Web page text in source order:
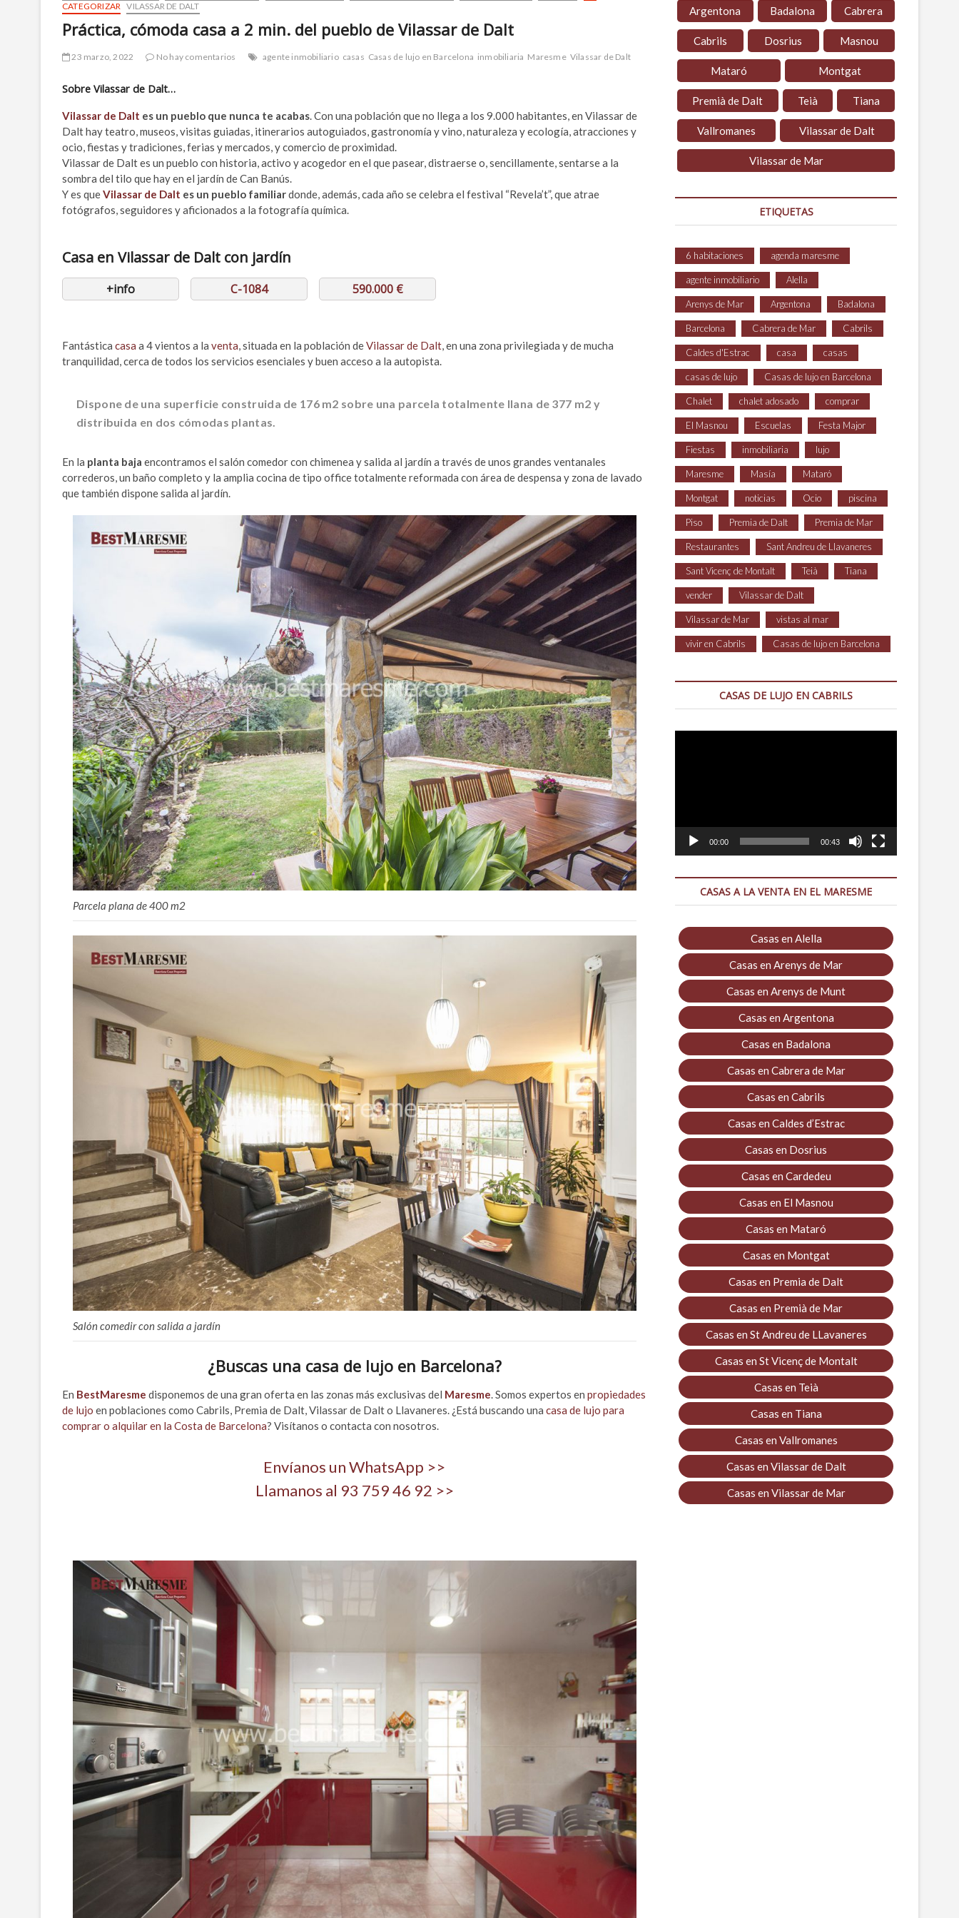
CATEGORIZAR
VILASSAR DE DALT
Práctica, cómoda casa a 2 min. del pueblo de Vilassar de Dalt
23 marzo, 2022 No hay comentarios agente inmobiliario casas Casas de lujo en Barcelona inmobiliaria Maresme Vilassar de Dalt
Sobre Vilassar de Dalt…
Vilassar de Dalt es un pueblo que nunca te acabas. Con una población que no llega a los 9.000 habitantes, en Vilassar de
Dalt hay teatro, museos, visitas guiadas, itinerarios autoguiados, gastronomía y vino, naturaleza y ecología, atracciones y
ocio, fiestas y tradiciones, ferias y mercados, y comercio de proximidad.
Vilassar de Dalt es un pueblo con historia, activo y acogedor en el que pasear, distraerse o, sencillamente, sentarse a la
sombra del tilo que hay en el jardín de Can Banús.
Y es queVilassar de Dalt es un pueblo familiardonde, además, cada año se celebra el festival “Revela’t”, que atrae
fotógrafos, seguidores y aficionados a la fotografía química.
Casa en Vilassar de Dalt con jardín
+info C-1084 590.000 €
Fantástica casa a 4 vientos a la venta, situada en la población deVilassar de Dalt, en una zona privilegiada y de mucha
tranquilidad, cerca de todos los servicios esenciales y buen acceso a la autopista.
Dispone de una superficie construida de 176 m2 sobre una parcela totalmente llana de 377 m2 y
distribuida en dos cómodas plantas.
En la planta baja encontramos el salón comedor con chimenea y salida al jardín a través de unos grandes ventanales
correderos, un baño completo y la amplia cocina de tipo office totalmente reformada con área de despensa y zona de lavado
que también dispone salida al jardín.
Parcela plana de 400 m2
Salón comedir con salida a jardín
¿Buscas una casa de lujo en Barcelona?
En BestMaresme disponemos de una gran oferta en las zonas más exclusivas del Maresme. Somos expertos en propiedades
de lujo en poblaciones como Cabrils, Premia de Dalt, Vilassar de Dalt o Llavaneres. ¿Está buscando una casa de lujo para
comprar o alquilar en la Costa de Barcelona? Visítanos o contacta con nosotros.
Envíanos un WhatsApp >>
Llamanos al 93 759 46 92 >>
Argentona Badalona Cabrera
Cabrils Dosrius Masnou
Mataró Montgat
Premià de Dalt Teià Tiana
Vallromanes Vilassar de Dalt
Vilassar de Mar
ETIQUETAS
6 habitaciones agenda maresme
agente inmobiliario Alella
Arenys de Mar Argentona Badalona
Barcelona Cabrera de Mar Cabrils
Caldes d'Estrac casa casas
casas de lujo Casas de lujo en Barcelona
Chalet chalet adosado comprar
El Masnou Escuelas Festa Major
Fiestas inmobiliaria lujo
Maresme Masía Mataró
Montgat noticias Ocio piscina
Piso Premia de Dalt Premia de Mar
Restaurantes Sant Andreu de Llavaneres
Sant Vicenç de Montalt Teià Tiana
vender Vilassar de Dalt
Vilassar de Mar vistas al mar
vivir en Cabrils Casas de lujo en Barcelona
CASAS DE LUJO EN CABRILS
00:00 00:43
CASAS A LA VENTA EN EL MARESME
Casas en Alella
Casas en Arenys de Mar
Casas en Arenys de Munt
Casas en Argentona
Casas en Badalona
Casas en Cabrera de Mar
Casas en Cabrils
Casas en Caldes d’Estrac
Casas en Dosrius
Casas en Cardedeu
Casas en El Masnou
Casas en Mataró
Casas en Montgat
Casas en Premia de Dalt
Casas en Premià de Mar
Casas en St Andreu de LLavaneres
Casas en St Vicenç de Montalt
Casas en Teià
Casas en Tiana
Casas en Vallromanes
Casas en Vilassar de Dalt
Casas en Vilassar de Mar